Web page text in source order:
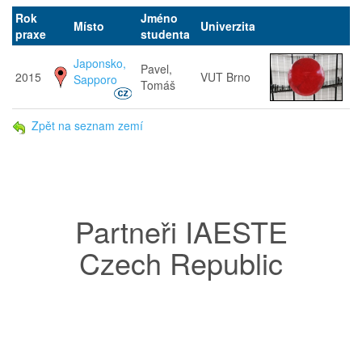
Rok
praxe
Místo
Jméno
studenta
Univerzita
2015
Japonsko,
Sapporo
Pavel,
Tomáš
VUT Brno
Zpět na seznam zemí
Partneři IAESTE
Czech Republic